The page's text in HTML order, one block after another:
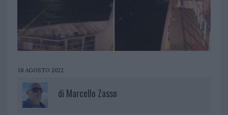
18 AGOSTO 2022
di Marcello Zasso